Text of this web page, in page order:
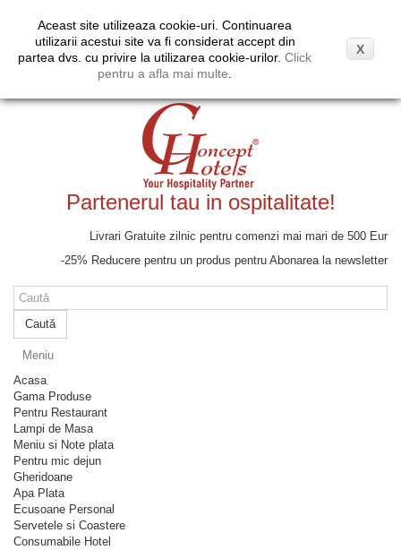
Coş
(gol)
Contul meu
Moneda:
Euro
Partenerul tau in ospitalitate!
Livrari Gratuite zilnic pentru comenzi mai mari de 500 Eur
-25% Reducere pentru un produs pentru Abonarea la newsletter
Caută
Meniu
Acasa
Gama Produse
Pentru Restaurant
Lampi de Masa
Meniu si Note plata
Pentru mic dejun
Gheridoane
Apa Plata
Ecusoane Personal
Servetele si Coastere
Consumabile Hotel
Aceast site utilizeaza cookie-uri. Continuarea
utilizarii acestui site va fi considerat accept din
partea dvs. cu privire la utilizarea cookie-urilor. Click
pentru a afla mai multe
X